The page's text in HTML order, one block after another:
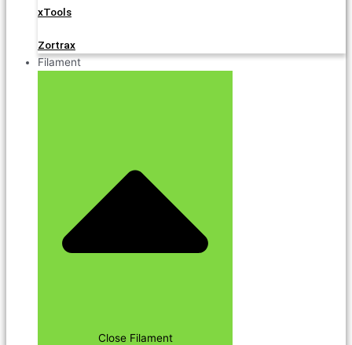
xTools
Zortrax
Filament
Close Filament